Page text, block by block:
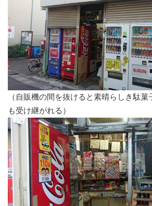
（自販機の間を抜けると素晴らしき駄
も受け継がれる）